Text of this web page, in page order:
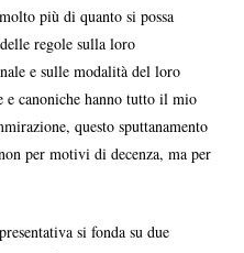
più di quanto si possa
regole sulla loro
e sulle modalità del loro
e canoniche hanno tutto il mio
questo sputtanamento
per motivi di decenza, ma per
si fonda su due